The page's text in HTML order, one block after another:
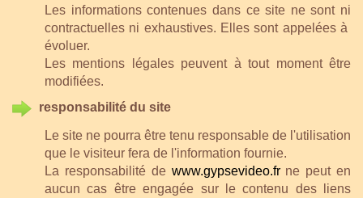
Les informations contenues dans ce site ne sont ni
contractuelles ni exhaustives. Elles sont appelées à
évoluer.
Les mentions légales peuvent à tout moment être
modifiées.
responsabilité du site
Le site ne pourra être tenu responsable de l'utilisation
que le visiteur fera de l'information fournie.
La responsabilité de www.gypsevideo.frne peut en
aucun cas être engagée sur le contenu des liens